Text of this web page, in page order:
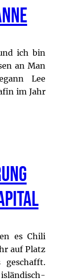
ich bin
an Man
Lee
im Jahr
es Chili
auf Platz
geschafft.